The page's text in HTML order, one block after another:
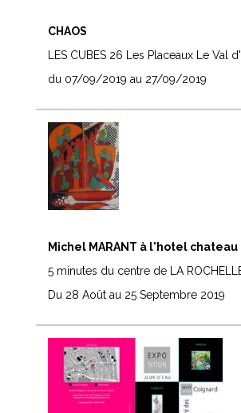
CHAOS
LES CUBES 26 Les Placeaux Le Val
du 07/09/2019 au 27/09/2019
Michel MARANT à l'hotel
5 minutes du centre de LA
Du 28 Août au 25 Septembre 2019